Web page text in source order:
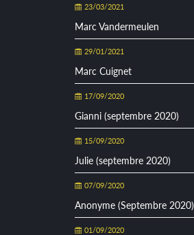
23/03/2021
Marc Vandermeulen
29/01/2021
Marc Cuignet
17/09/2020
Gianni (septembre 2020)
15/09/2020
Julie (septembre 2020)
07/09/2020
Anonyme (Septembre 2020)
01/09/2020